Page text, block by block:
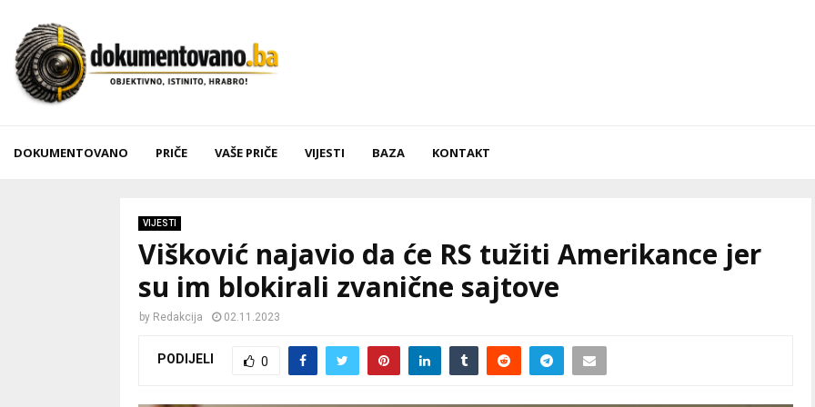
DOKUMENTOVANO PRIČE VAŠE PRIČE VIJESTI BAZA KONTAKT
VIJESTI
Višković najavio da će RS tužiti Amerikance jer
su im blokirali zvanične sajtove
by Redakcija 02.11.2023
PODIJELI 0